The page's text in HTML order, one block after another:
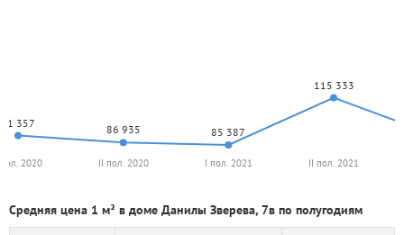
91 357
86 935 85 387
115 333
2020 II пол. 2020 I пол. 2021 II пол. 2021
Средняя цена 1 м² в доме Данилы Зверева, 7в по полугодиям